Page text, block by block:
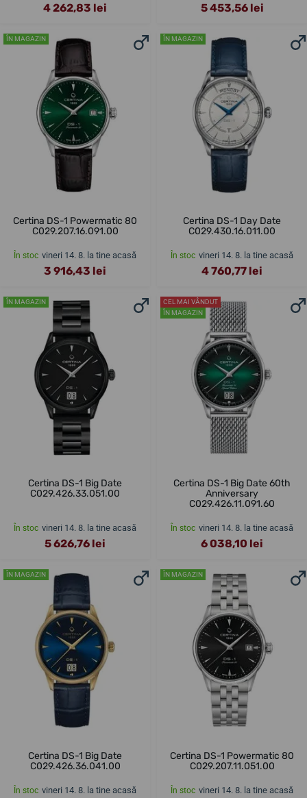
4 262,83 lei 5 453,56 lei
ÎN MAGAZIN
Certina DS-1 Powermatic 80
C029.207.16.091.00
În stoc vineri 14. 8. la tine acasă
3 916,43 lei
ÎN MAGAZIN
Certina DS-1 Day Date
C029.430.16.011.00
În stoc vineri 14. 8. la tine acasă
4 760,77 lei
ÎN MAGAZIN
Certina DS-1 Big Date
C029.426.33.051.00
În stoc vineri 14. 8. la tine acasă
5 626,76 lei
CEL MAI VÂNDUT
ÎN MAGAZIN
Certina DS-1 Big Date 60th
Anniversary
C029.426.11.091.60
În stoc vineri 14. 8. la tine acasă
6 038,10 lei
ÎN MAGAZIN
Certina DS-1 Big Date
C029.426.36.041.00
În stoc vineri 14. 8. la tine acasă
ÎN MAGAZIN
Certina DS-1 Powermatic 80
C029.207.11.051.00
În stoc vineri 14. 8. la tine acasă